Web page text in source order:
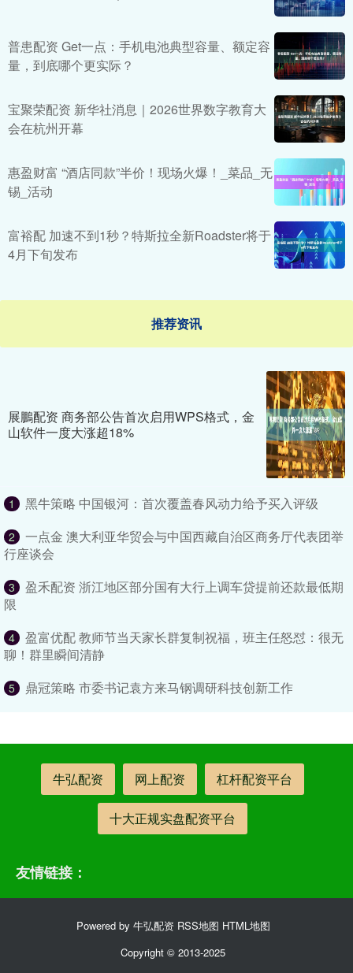
普患配资 Get一点：手机电池典型容量、额定容
量，到底哪个更实际？
宝聚荣配资 新华社消息｜2026世界数字教育大
会在杭州开幕
惠盈财富 “酒店同款”半价！现场火爆！_菜品_无
锡_活动
富裕配 加速不到1秒？特斯拉全新Roadster将于
4月下旬发布
推荐资讯
展鵬配资 商务部公告首次启用WPS格式，金
山软件一度大涨超18%
1 黑牛策略 中国银河：首次覆盖春风动力给予买入评级
2
一点金 澳大利亚华贸会与中国西藏自治区商务厅代表团举
行座谈会
3
盈禾配资 浙江地区部分国有大行上调车贷提前还款最低期
限
4
盈富优配 教师节当天家长群复制祝福，班主任怒怼：很无
聊！群里瞬间清静
5 鼎冠策略 市委书记袁方来马钢调研科技创新工作
牛弘配资 网上配资 杠杆配资平台
十大正规实盘配资平台
友情链接：
Powered by 牛弘配资 RSS地图 HTML地图
Copyright © 2013-2025